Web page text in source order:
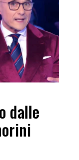
dalle